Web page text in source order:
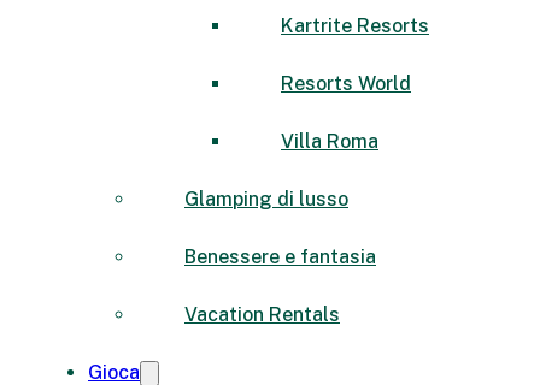
Kartrite Resorts
Resorts World
Villa Roma
Glamping di lusso
Benessere e fantasia
Vacation Rentals
Gioca